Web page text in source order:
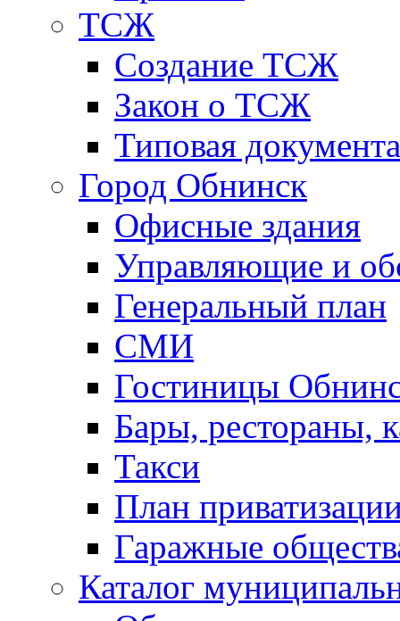
ТСЖ
Создание ТСЖ
Закон о ТСЖ
Типовая
Город Обнинск
Офисные здания
Управляющие и
Генеральный план
СМИ
Гостиницы
Бары, рестораны,
Такси
План
Гаражные
Каталог